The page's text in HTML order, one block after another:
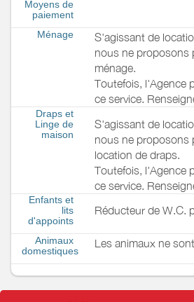
Moyens de
paiement
Ménage
S'agissant de
nous ne proposons
ménage.
Toutefois, l'Agence
ce service.
Draps et
Linge de
maison
S'agissant de
nous ne proposons
location de draps.
Toutefois, l'Agence
ce service.
Enfants et
lits
d'appoints
Réducteur de W.C.
Animaux
domestiques
Les animaux ne